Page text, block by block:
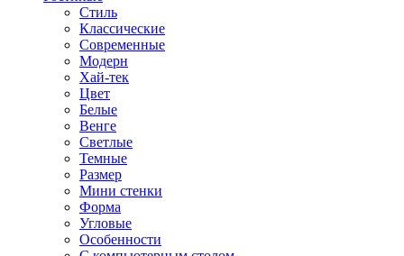
Стиль
Классические
Современные
Модерн
Хай-тек
Цвет
Белые
Венге
Светлые
Темные
Размер
Мини стенки
Форма
Угловые
Особенности